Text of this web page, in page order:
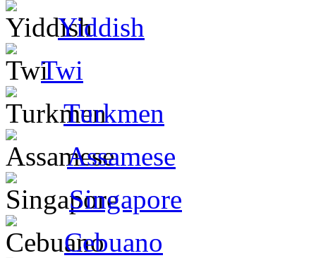
Yiddish
Twi
Turkmen
Assamese
Singapore
Cebuano